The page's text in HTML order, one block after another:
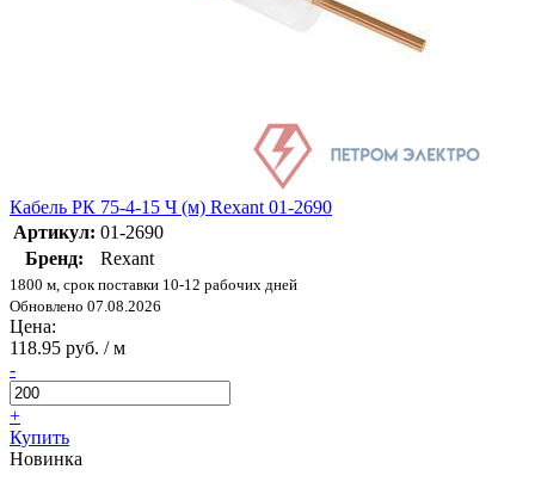
Кабель РК 75-4-15 Ч (м) Rexant 01-2690
Артикул: 01-2690
Бренд:
Rexant
1800 м, срок поставки 10-12 рабочих дней
Обновлено 07.08.2026
Цена:
118.95 руб. / м
-
+
Купить
Новинка